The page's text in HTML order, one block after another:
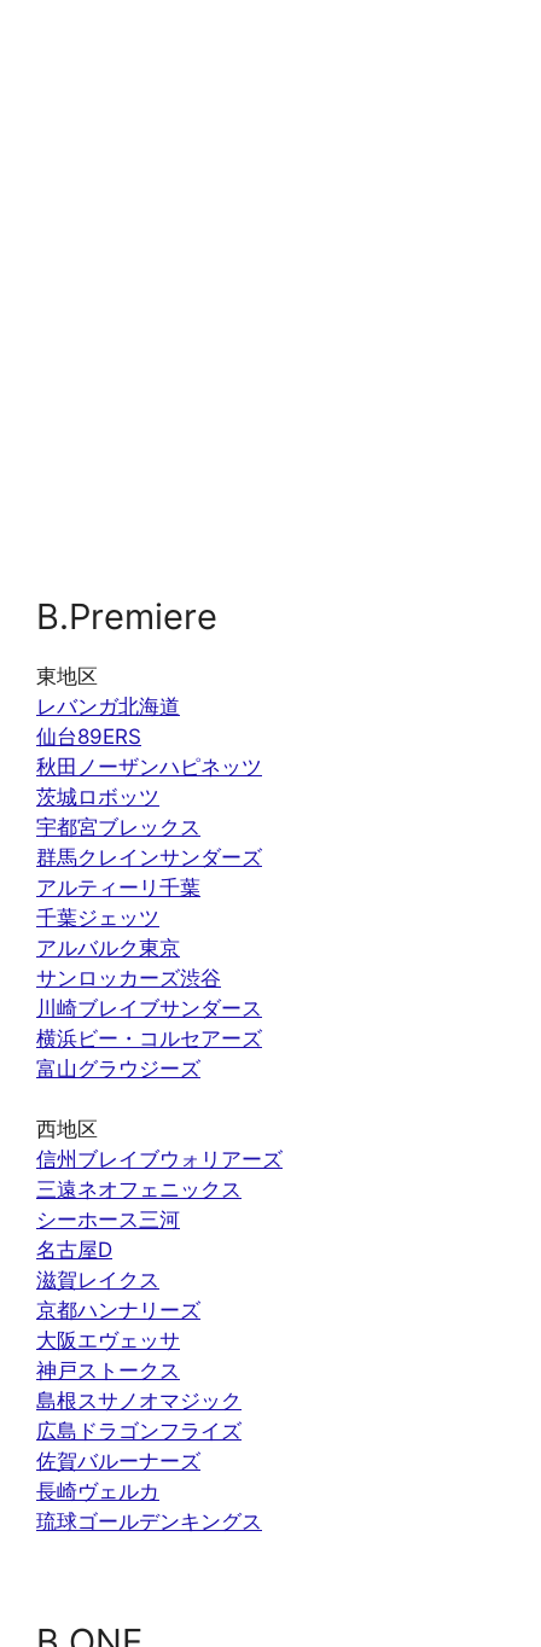
B.Premiere
東地区
レバンガ北海道
仙台89ERS
秋田ノーザンハピネッツ
茨城ロボッツ
宇都宮ブレックス
群馬クレインサンダーズ
アルティーリ千葉
千葉ジェッツ
アルバルク東京
サンロッカーズ渋谷
川崎ブレイブサンダース
横浜ビー・コルセアーズ
富山グラウジーズ
西地区
信州ブレイブウォリアーズ
三遠ネオフェニックス
シーホース三河
名古屋D
滋賀レイクス
京都ハンナリーズ
大阪エヴェッサ
神戸ストークス
島根スサノオマジック
広島ドラゴンフライズ
佐賀バルーナーズ
長崎ヴェルカ
琉球ゴールデンキングス